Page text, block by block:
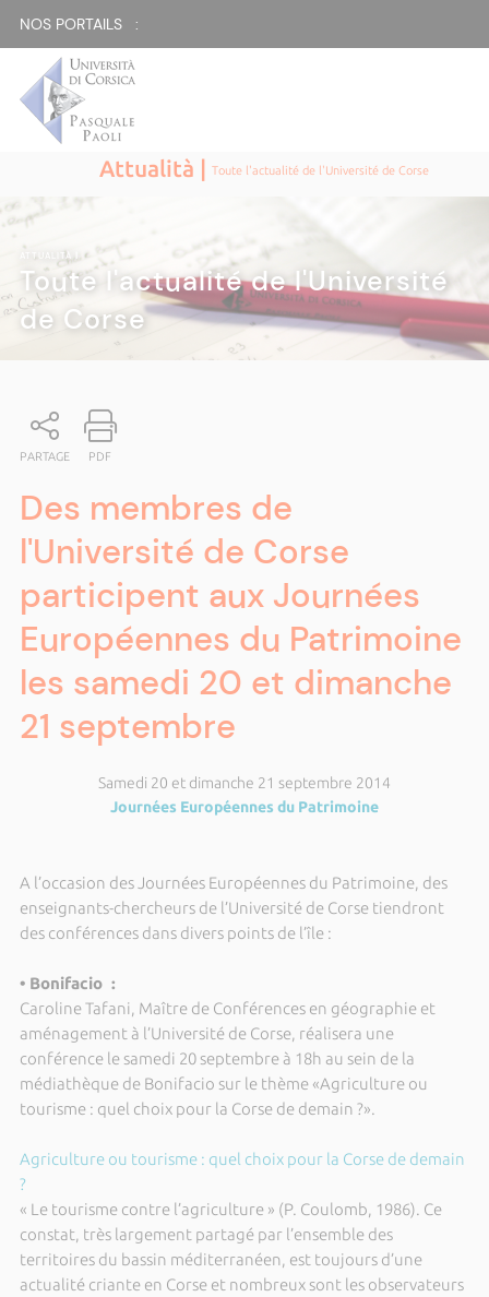
NOS PORTAILS :
Attualità |Toute l'actualité de l'Université de Corse
ATTUALITÀ|
Toute l'actualité de l'Université
de Corse
PARTAGE PDF
Des membres de
l'Université de Corse
participent aux Journées
Européennes du Patrimoine
les samedi 20 et dimanche
21 septembre
Samedi 20 et dimanche 21 septembre 2014
Journées Européennes du Patrimoine
A l’occasion des Journées Européennes du Patrimoine, des
enseignants-chercheurs de l’Université de Corse tiendront
des conférences dans divers points de l’île :
• Bonifacio :
Caroline Tafani, Maître de Conférences en géographie et
aménagement à l’Université de Corse, réalisera une
conférence le samedi 20 septembre à 18h au sein de la
médiathèque de Bonifacio sur le thème «Agriculture ou
tourisme : quel choix pour la Corse de demain ?».
Agriculture ou tourisme : quel choix pour la Corse de demain
?
« Le tourisme contre l’agriculture » (P. Coulomb, 1986). Ce
constat, très largement partagé par l’ensemble des
territoires du bassin méditerranéen, est toujours d’une
actualité criante en Corse et nombreux sont les observateurs